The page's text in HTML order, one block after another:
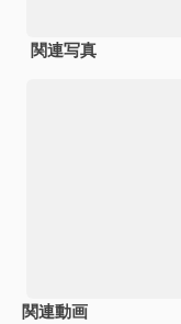
関連写真
関連動画